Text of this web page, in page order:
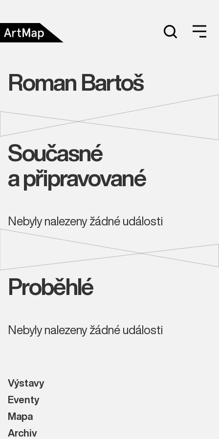
Roman Bartoš
Současné
a připravované
Nebyly nalezeny žádné události
Proběhlé
Nebyly nalezeny žádné události
Výstavy
Eventy
Mapa
Archiv